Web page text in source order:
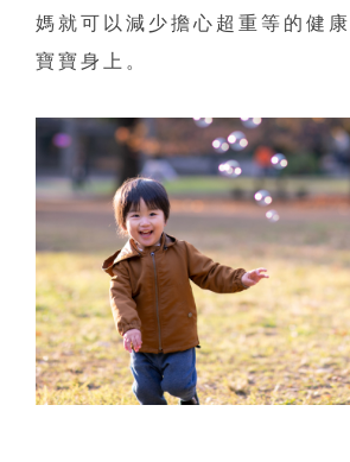
媽就可以減少擔心超重等的健
寶寶身上。